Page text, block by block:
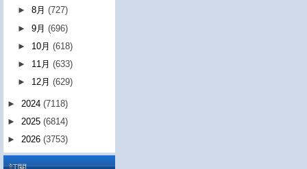
►8月(727)
►9月(696)
► 10月(618)
► 11月(633)
► 12月(629)
► 2024 (7118)
► 2025 (6814)
► 2026 (3753)